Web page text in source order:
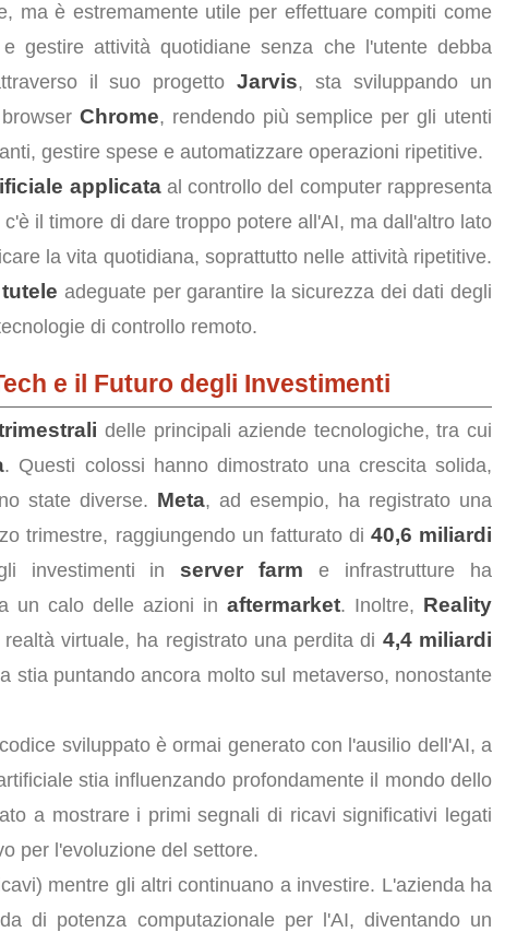
ma è estremamente utile per effettuare compiti come
gestire attività quotidiane senza che l'utente debba
il suo progettoJarvis, sta sviluppando un
Chrome, rendendo più semplice per gli utenti
gestire spese e automatizzare operazioni ripetitive.
applicataal controllo del computer rappresenta
il timore di dare troppo potere all'AI, ma dall'altro lato
la vita quotidiana, soprattutto nelle attività ripetitive.
tutele adeguate per garantire la sicurezza dei dati degli
di controllo remoto.
e il Futuro degli Investimenti
delle principali aziende tecnologiche, tra cui
. Questi colossi hanno dimostrato una crescita solida,
state diverse. Meta, ad esempio, ha registrato una
trimestre, raggiungendo un fatturato di 40,6 miliardi
investimenti in server farm e infrastrutture ha
un calo delle azioni in aftermarket. Inoltre, Reality
virtuale, ha registrato una perdita di 4,4 miliardi
stia puntando ancora molto sul metaverso, nonostante
sviluppato è ormai generato con l'ausilio dell'AI, a
stia influenzando profondamente il mondo dello
a mostrare i primi segnali di ricavi significativi legati
per l'evoluzione del settore.
mentre gli altri continuano a investire. L'azienda ha
di potenza computazionale per l'AI, diventando un